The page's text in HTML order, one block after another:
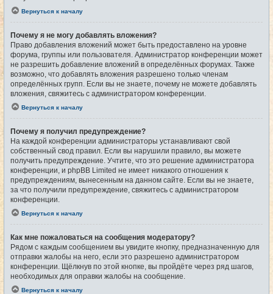
Вернуться к началу
Почему я не могу добавлять вложения?
Право добавления вложений может быть предоставлено на уровне
форума, группы или пользователя. Администратор конференции может
не разрешить добавление вложений в определённых форумах. Также
возможно, что добавлять вложения разрешено только членам
определённых групп. Если вы не знаете, почему не можете добавлять
вложения, свяжитесь с администратором конференции.
Вернуться к началу
Почему я получил предупреждение?
На каждой конференции администраторы устанавливают свой
собственный свод правил. Если вы нарушили правило, вы можете
получить предупреждение. Учтите, что это решение администратора
конференции, и phpBB Limited не имеет никакого отношения к
предупреждениям, вынесенным на данном сайте. Если вы не знаете,
за что получили предупреждение, свяжитесь с администратором
конференции.
Вернуться к началу
Как мне пожаловаться на сообщения модератору?
Рядом с каждым сообщением вы увидите кнопку, предназначенную для
отправки жалобы на него, если это разрешено администратором
конференции. Щёлкнув по этой кнопке, вы пройдёте через ряд шагов,
необходимых для оправки жалобы на сообщение.
Вернуться к началу